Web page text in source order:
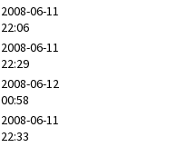
2008-06-11
22:06
2008-06-11
22:29
2008-06-12
00:58
2008-06-11
22:33